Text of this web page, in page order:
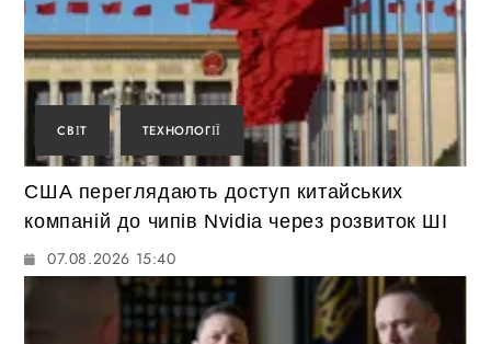
СВІТ ТЕХНОЛОГІЇ
США переглядають доступ китайських
компаній до чипів Nvidia через розвиток ШІ
07.08.2026 15:40